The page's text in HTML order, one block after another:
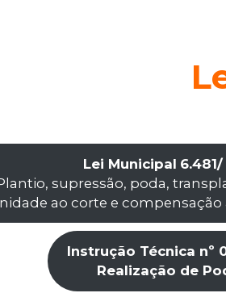
Lei Municipal
supressão, poda,
ao corte e compensação
Instrução Técnica nº
Realização de